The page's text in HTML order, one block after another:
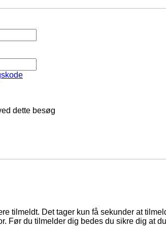
dette besøg
tilmeldt. Det tager kun få sekunder at
Før du tilmelder dig bedes du sikre dig at